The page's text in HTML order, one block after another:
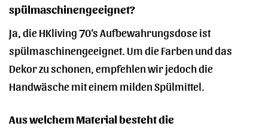
spülmaschinengeeignet?
Ja, die HKliving 70’s Aufbewahrungsdose ist
spülmaschinengeeignet. Um die Farben und das
Dekor zu schonen, empfehlen wir jedoch die
Handwäsche mit einem milden Spülmittel.
Aus welchem Material besteht die